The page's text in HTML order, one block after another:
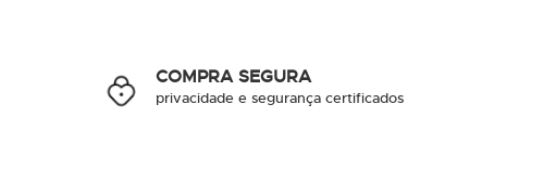
COMPRA SEGURA
privacidade e segurança certificados